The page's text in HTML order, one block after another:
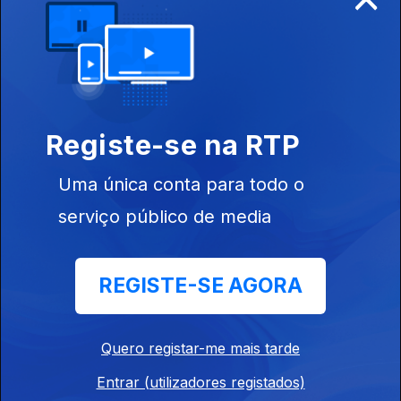
Os Miranda- Segunda Parte
13 nov. 2025
Entrevista com os Miranda_ Segunda Parte.
Os Miranda, Primeira Parte
06 nov. 2025
Entrevista com os Miranda_ Primeira Parte.
Mudar de Vida
30 out. 2025
Registe-se na RTP
Uma única conta para todo o
serviço público de media
REGISTE-SE AGORA
Quero registar-me mais tarde
Entrar (utilizadores registados)